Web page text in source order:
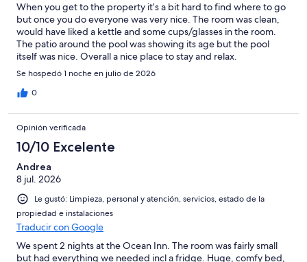
When you get to the property it’s a bit hard to find where to go
but once you do everyone was very nice. The room was clean,
would have liked a kettle and some cups/glasses in the room.
The patio around the pool was showing its age but the pool
itself was nice. Overall a nice place to stay and relax.
Se hospedó 1 noche en julio de 2026
0
Opinión verificada
10/10 Excelente
Andrea
8 jul. 2026
Le gustó: Limpieza, personal y atención, servicios, estado de la
propiedad e instalaciones
Traducir con Google
We spent 2 nights at the Ocean Inn. The room was fairly small
but had everything we needed incl a fridge. Huge, comfy bed,